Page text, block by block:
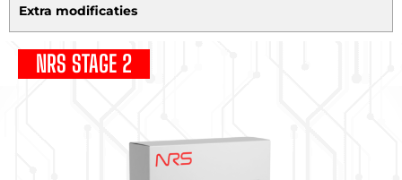
Extra modificaties
NRS STAGE 2